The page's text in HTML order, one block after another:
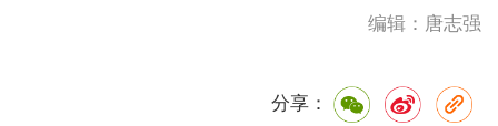
编辑：唐志强
分享：